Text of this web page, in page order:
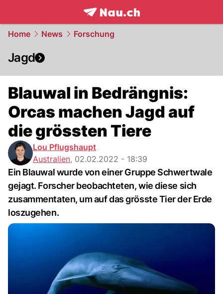
frontpage.NAU.ch
Home News Forschung
Jagd
Blauwal in Bedrängnis:
Orcas machen Jagd auf
die grössten Tiere
Lou Pflugshaupt
Australien, 02.02.2022 - 18:39
Ein Blauwal wurde von einer Gruppe Schwertwale
gejagt. Forscher beobachteten, wie diese sich
zusammentaten, um auf das grösste Tier der Erde
loszugehen.